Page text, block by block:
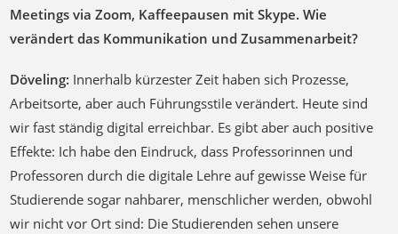
Meetings via Zoom, Kaffeepausen mit Skype. Wie
verändert das Kommunikation und Zusammenarbeit?
Döveling: Innerhalb kürzester Zeit haben sich Prozesse,
Arbeitsorte, aber auch Führungsstile verändert. Heute sind
wir fast ständig digital erreichbar. Es gibt aber auch positive
Effekte: Ich habe den Eindruck, dass Professorinnen und
Professoren durch die digitale Lehre auf gewisse Weise für
Studierende sogar nahbarer, menschlicher werden, obwohl
wir nicht vor Ort sind: Die Studierenden sehen unsere